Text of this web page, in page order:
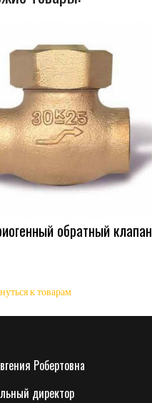
обратный клапан
к товарам
Робертовна
директор